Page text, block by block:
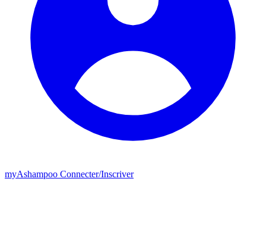
myAshampoo Connecter/Inscriver